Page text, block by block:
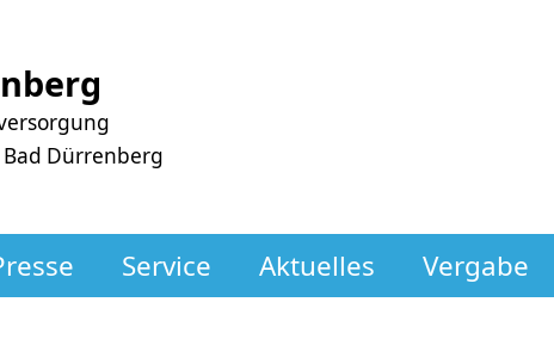
Dürrenberg
Service Aktuelles Vergabe